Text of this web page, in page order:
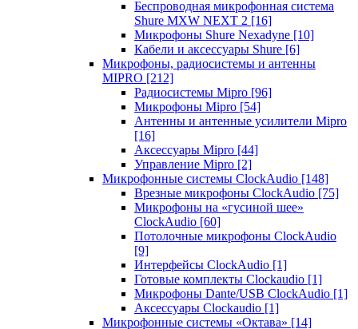
Беспроводная микрофонная система
Shure MXW NEXT 2 [16]
Микрофоны Shure Nexadyne [10]
Кабели и аксессуары Shure [6]
Микрофоны, радиосистемы и антенны
MIPRO [212]
Радиосистемы Mipro [96]
Микрофоны Mipro [54]
Антенны и антенные усилители Mipro
[16]
Аксессуары Mipro [44]
Управление Mipro [2]
Микрофонные системы ClockAudio [148]
Врезные микрофоны ClockAudio [75]
Микрофоны на «гусиной шее»
ClockAudio [60]
Потолочные микрофоны ClockAudio
[9]
Интерфейсы ClockAudio [1]
Готовые комплекты Clockaudio [1]
Микрофоны Dante/USB ClockAudio [1]
Аксессуары Clockaudio [1]
Микрофонные системы «Октава» [14]